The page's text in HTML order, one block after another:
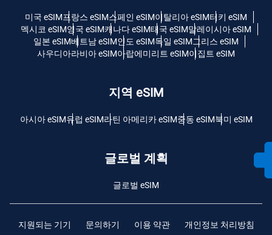
미국 eSIM프랑스 eSIM스페인 eSIM이탈리아 eSIM터키 eSIM
멕시코 eSIM영국 eSIM캐나다 eSIM태국 eSIM말레이시아 eSIM
일본 eSIM베트남 eSIM인도 eSIM독일 eSIM그리스 eSIM
사우디아라비아 eSIM아랍에미리트 eSIM이집트 eSIM
지역 eSIM
아시아 eSIM유럽 ​​eSIM라틴 아메리카 eSIM중동 eSIM북미 eSIM
글로벌 계획
글로벌 eSIM
지원되는 기기 문의하기 이용 약관 개인정보 처리방침